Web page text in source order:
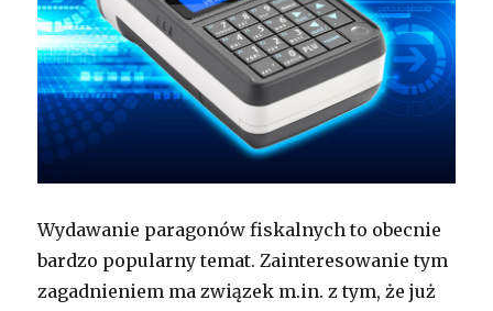
Wydawanie paragonów fiskalnych to obecnie
bardzo popularny temat. Zainteresowanie tym
zagadnieniem ma związek m.in. z tym, że już